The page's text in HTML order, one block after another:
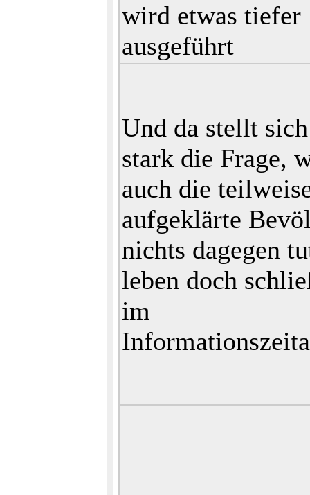
wird etwas tiefer
ausgeführt
Und da stellt
stark die Frage,
auch die
aufgeklärte
nichts dagegen
leben doch
im